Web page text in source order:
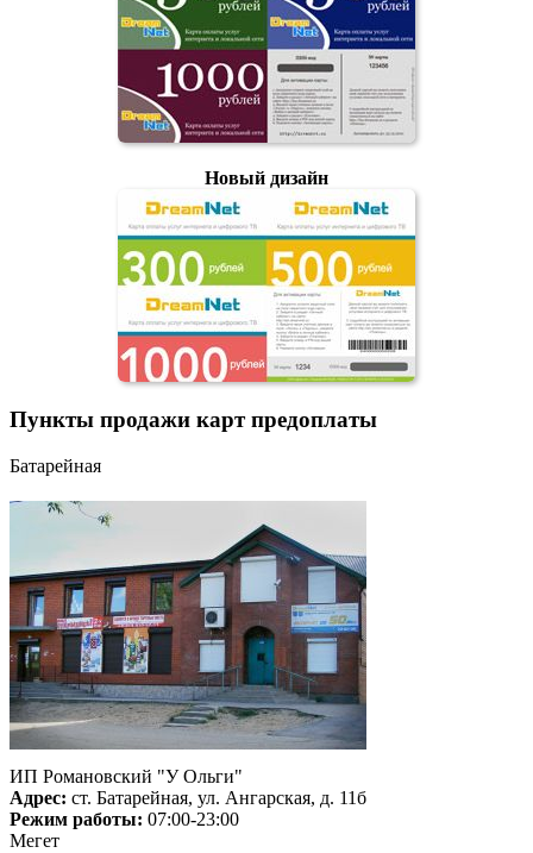
Новый дизайн
Пункты продажи карт предоплаты
Батарейная
ИП Романовский "У Ольги"
Адрес: ст. Батарейная, ул. Ангарская, д. 11б
Режим работы: 07:00-23:00
Мегет